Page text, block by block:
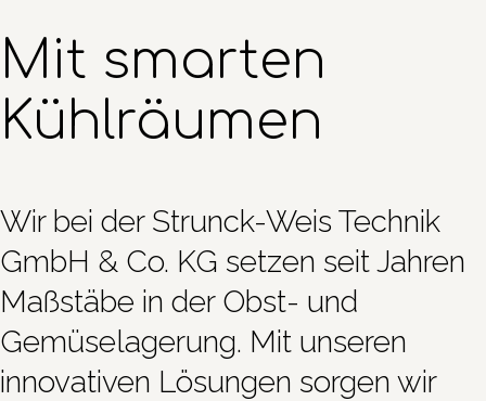
Mit smarten
Kühlräumen
Wir bei der Strunck-Weis Technik
GmbH & Co. KG setzen seit Jahren
Maßstäbe in der Obst- und
Gemüselagerung. Mit unseren
innovativen Lösungen sorgen wir